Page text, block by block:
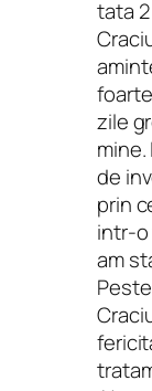
tata
zile
de
prin
intr-o
am